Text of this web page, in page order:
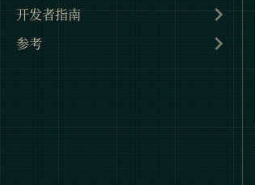
开发者指南
参考